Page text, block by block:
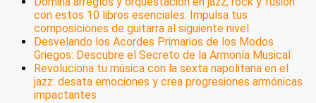
con estos 10 libros esenciales. Impulsa tus
composiciones de guitarra al siguiente nivel.
Desvelando los Acordes Primarios de los Modos
Griegos: Descubre el Secreto de la Armonía Musical
Revoluciona tu música con la sexta napolitana en el
jazz: desata emociones y crea progresiones armónicas
impactantes